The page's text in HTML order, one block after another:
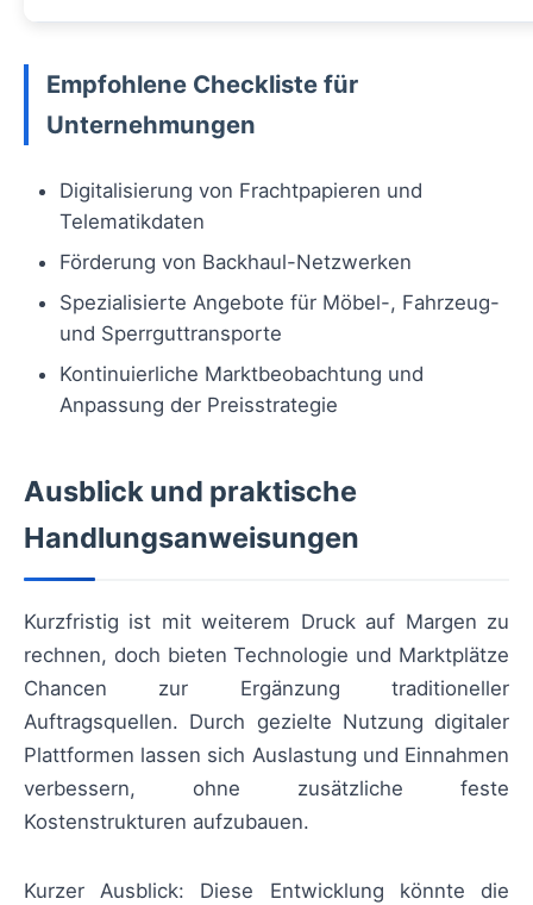
Empfohlene Checkliste für
Unternehmungen
Digitalisierung von Frachtpapieren und
Telematikdaten
Förderung von Backhaul-Netzwerken
Spezialisierte Angebote für Möbel-, Fahrzeug-
und Sperrguttransporte
Kontinuierliche Marktbeobachtung und
Anpassung der Preisstrategie
Ausblick und praktische
Handlungsanweisungen
Kurzfristig ist mit weiterem Druck auf Margen zu
rechnen, doch bieten Technologie und Marktplätze
Chancen zur Ergänzung traditioneller
Auftragsquellen. Durch gezielte Nutzung digitaler
Plattformen lassen sich Auslastung und Einnahmen
verbessern, ohne zusätzliche feste
Kostenstrukturen aufzubauen.
Kurzer Ausblick: Diese Entwicklung könnte die